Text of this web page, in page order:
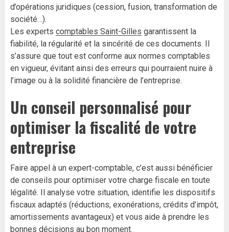
d’opérations juridiques (cession, fusion, transformation de
société…).
Les experts comptables Saint-Gilles garantissent la
fiabilité, la régularité et la sincérité de ces documents. Il
s’assure que tout est conforme aux normes comptables
en vigueur, évitant ainsi des erreurs qui pourraient nuire à
l’image ou à la solidité financière de l’entreprise.
Un conseil personnalisé pour
optimiser la fiscalité de votre
entreprise
Faire appel à un expert-comptable, c’est aussi bénéficier
de conseils pour optimiser votre charge fiscale en toute
légalité. Il analyse votre situation, identifie les dispositifs
fiscaux adaptés (réductions, exonérations, crédits d’impôt,
amortissements avantageux) et vous aide à prendre les
bonnes décisions au bon moment.